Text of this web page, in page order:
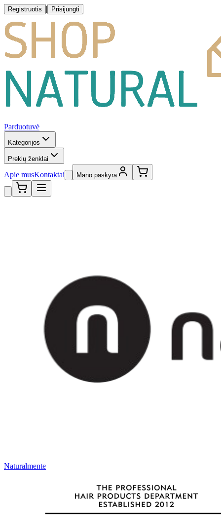
Registruotis | Prisijungti
Parduotuvė
Kategorijos
Prekių ženklai
Apie musKontaktai Mano paskyra
Naturalmente